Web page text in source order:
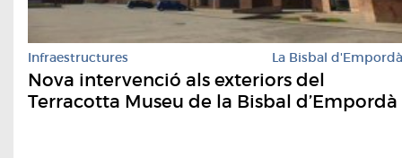
Infraestructures La Bisbal d'Empordà
Nova intervenció als exteriors del
Terracotta Museu de la Bisbal d’Empordà